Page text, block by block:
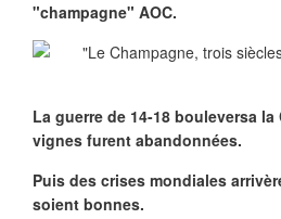
"champagne" AOC.
La guerre de 14-18 bouleversa
vignes furent abandonnées.
Puis des crises mondiales
soient bonnes.